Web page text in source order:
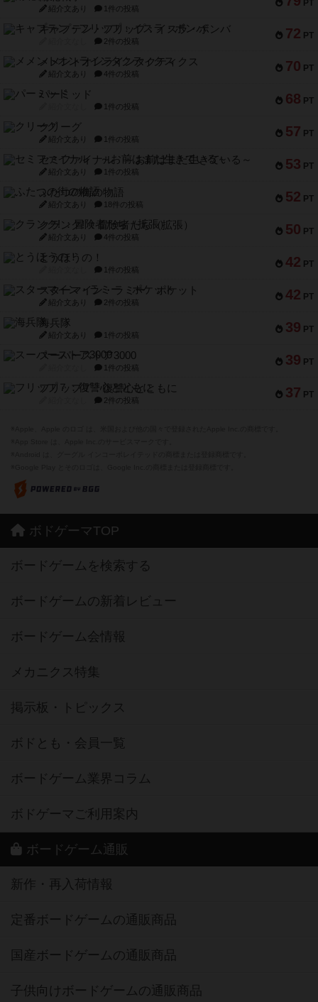
PT
紹介文あり 1件の投稿
72 PT
キャプテン・フリップ：イスラ・ボンバ
2件の投稿
70 PT
メメントオンラインタクティクス
紹介文あり 4件の投稿
68 PT
パーミッド
1件の投稿
57 PT
クリーグ
紹介文あり 1件の投稿
53 PT
セミファイナル ～お前はまだ生きている～
紹介文あり 1件の投稿
52 PT
ふたつの街の物語
紹介文あり 18件の投稿
50 PT
クランク! ：冒険者たち（拡張）
紹介文あり 4件の投稿
42 PT
とうほうの！
1件の投稿
42 PT
スターマイン・ラミー ポケット
紹介文あり 2件の投稿
39 PT
海兵隊
紹介文あり 1件の投稿
39 PT
スーパーストア3000
1件の投稿
37 PT
フリップ７：復讐心とともに
2件の投稿
ボドゲーマTOP
ボードゲームを検索する
ボードゲームの新着レビュー
ボードゲーム会情報
メカニクス特集
掲示板・トピックス
ボドとも・会員一覧
ボードゲーム業界コラム
ボドゲーマご利用案内
ボードゲーム通販
新作・再入荷情報
定番ボードゲームの通販商品
国産ボードゲームの通販商品
子供向けボードゲームの通販商品